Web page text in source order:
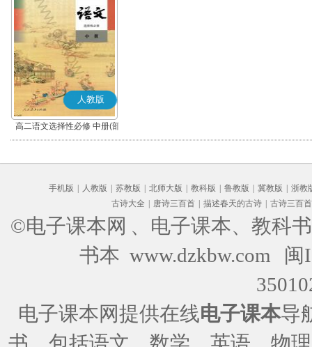
人教版
高二语文选择性必修 中册(部
编版)
手机版 人教版 苏教版 北师大版 教科版 鲁教版 冀教版
浙教
古诗大全
唐诗三百首 描述春天的古诗 古诗三百首
©电子课本网 、电子课本、教科
书本 www.dzkbw.com
闽
电子课本网提供在线电子课本导